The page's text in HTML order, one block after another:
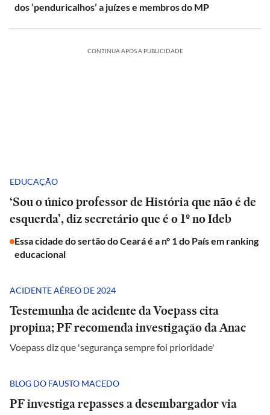
dos ‘penduricalhos’ a juízes e membros do MP
CONTINUA APÓS A PUBLICIDADE
EDUCAÇÃO
‘Sou o único professor de História que não é de
esquerda’, diz secretário que é o 1º no Ideb
Essa cidade do sertão do Ceará é a nº 1 do País em ranking
educacional
ACIDENTE AÉREO DE 2024
Testemunha de acidente da Voepass cita
propina; PF recomenda investigação da Anac
Voepass diz que 'segurança sempre foi prioridade'
BLOG DO FAUSTO MACEDO
PF investiga repasses a desembargador via